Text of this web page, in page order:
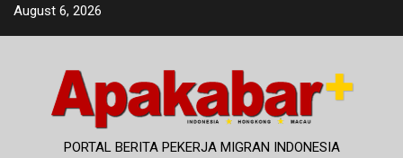
SkipAugust 6, 2026
PORTAL BERITA PEKERJA MIGRAN INDONESIA